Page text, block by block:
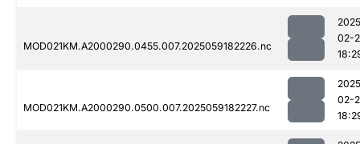
MOD021KM.A2000290.0455.007.2025059182226.nc
02-
MOD021KM.A2000290.0500.007.2025059182227.nc
02-